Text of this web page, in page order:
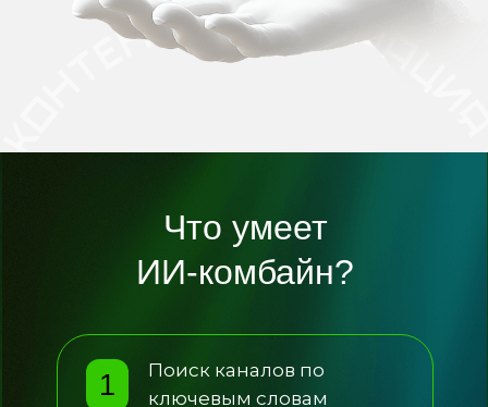
Что умеет
ИИ-комбайн?
Поиск каналов по
ключевым словам
1